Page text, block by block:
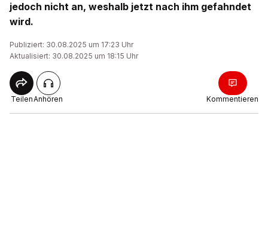
jedoch nicht an, weshalb jetzt nach ihm gefahndet
wird.
Publiziert: 30.08.2025 um 17:23 Uhr
Aktualisiert: 30.08.2025 um 18:15 Uhr
TeilenAnhören Kommentieren